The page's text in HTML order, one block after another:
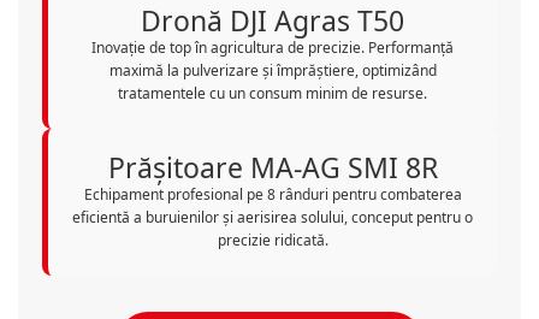
Dronă DJI Agras T50
Inovație de top în agricultura de precizie. Performanță
maximă la pulverizare și împrăștiere, optimizând
tratamentele cu un consum minim de resurse.
Prășitoare MA-AG SMI 8R
Echipament profesional pe 8 rânduri pentru combaterea
eficientă a buruienilor și aerisirea solului, conceput pentru o
precizie ridicată.